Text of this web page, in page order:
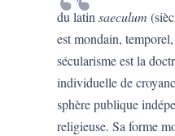
du latinsaeculum
est mondain,
sécularisme est la
individuelle de
sphère publique
religieuse. Sa forme